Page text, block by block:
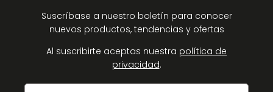
Suscríbase a nuestro boletín para conocer
nuevos productos, tendencias y ofertas
Al suscribirte aceptas nuestra política de
privacidad.